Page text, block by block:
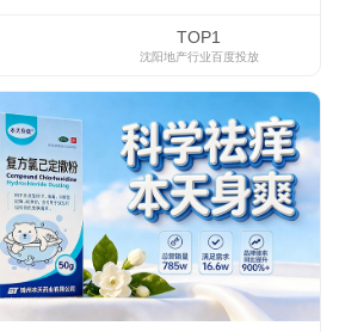
TOP1
沈阳地产行业百度投放